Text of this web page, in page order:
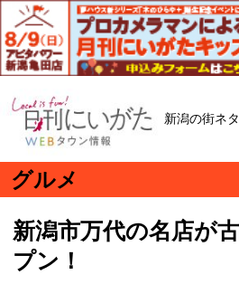
新潟の街ネ
グルメ
新潟市万代の名店が
プン！